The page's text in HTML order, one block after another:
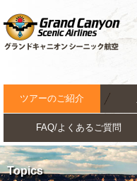
ツアーのご紹介
FAQ/よくあるご質問
Topics